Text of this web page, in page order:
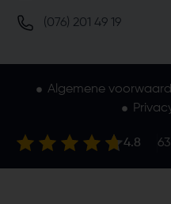
(076) 201 49 19
Algemene
4.8 63